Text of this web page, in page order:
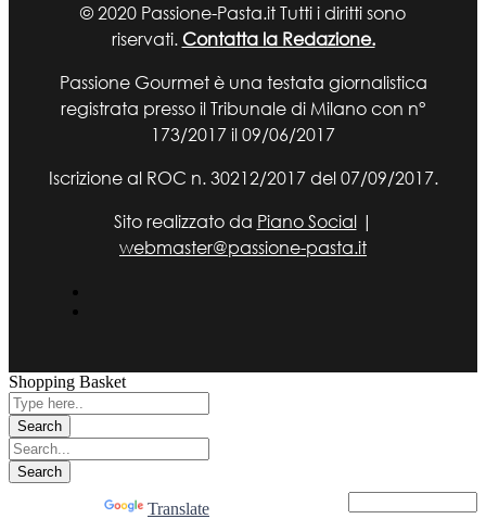
© 2020 Passione-Pasta.it Tutti i diritti sono
riservati. Contatta la Redazione.
Passione Gourmet è una testata giornalistica
registrata presso il Tribunale di Milano con n°
173/2017 il 09/06/2017
Iscrizione al ROC n. 30212/2017 del 07/09/2017.
Sito realizzato da Piano Social|
webmaster@passione-pasta.it
Shopping Basket
Translate